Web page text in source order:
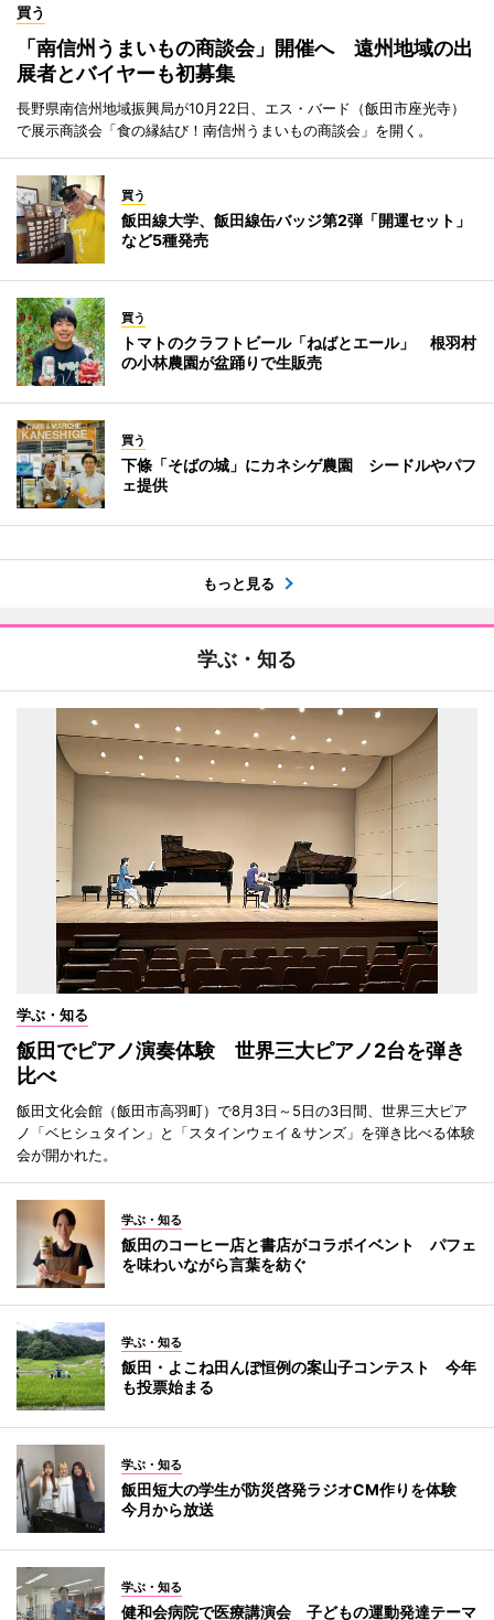
買う
「南信州うまいもの商談会」開催へ 遠州地域の出
展者とバイヤーも初募集
長野県南信州地域振興局が10月22日、エス・バード（飯田市座光寺）
で展示商談会「食の縁結び！南信州うまいもの商談会」を開く。
買う
飯田線大学、飯田線缶バッジ第2弾「開運セット」
など5種発売
買う
トマトのクラフトビール「ねばとエール」 根羽村
の小林農園が盆踊りで生販売
買う
下條「そばの城」にカネシゲ農園 シードルやパフ
ェ提供
もっと見る
学ぶ・知る
学ぶ・知る
飯田でピアノ演奏体験 世界三大ピアノ2台を弾き
比べ
飯田文化会館（飯田市高羽町）で8月3日～5日の3日間、世界三大ピア
ノ「ベヒシュタイン」と「スタインウェイ＆サンズ」を弾き比べる体験
会が開かれた。
学ぶ・知る
飯田のコーヒー店と書店がコラボイベント パフェ
を味わいながら言葉を紡ぐ
学ぶ・知る
飯田・よこね田んぼ恒例の案山子コンテスト 今年
も投票始まる
学ぶ・知る
飯田短大の学生が防災啓発ラジオCM作りを体験
今月から放送
学ぶ・知る
健和会病院で医療講演会 子どもの運動発達テーマ